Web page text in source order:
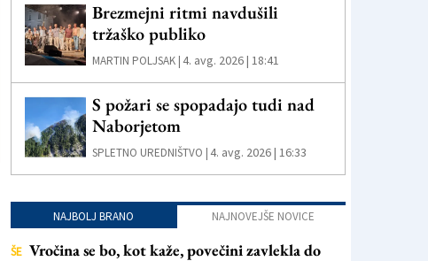
Brezmejni ritmi navdušili
tržaško publiko
MARTIN POLJSAK |4. avg. 2026 | 18:41
S požari se spopadajo tudi nad
Naborjetom
SPLETNO UREDNIŠTVO |4. avg. 2026 | 16:33
NAJBOLJ BRANO NAJNOVEJŠE NOVICE
ŠE Vročina se bo, kot kaže, povečini zavlekla do